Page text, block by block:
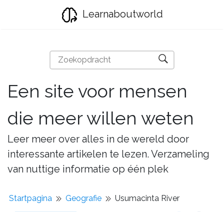
Learnaboutworld
Een site voor mensen
die meer willen weten
Leer meer over alles in de wereld door
interessante artikelen te lezen. Verzameling
van nuttige informatie op één plek
Startpagina Geografie Usumacinta River